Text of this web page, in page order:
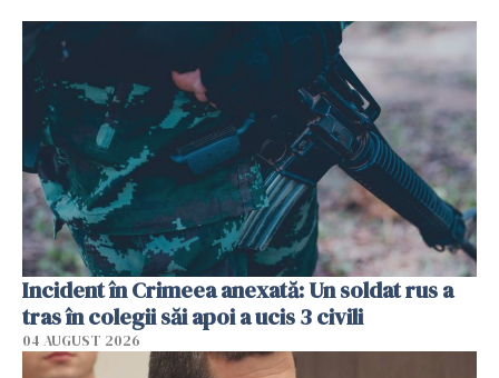
Incident în Crimeea anexată: Un soldat rus a
tras în colegii săi apoi a ucis 3 civili
04 AUGUST 2026